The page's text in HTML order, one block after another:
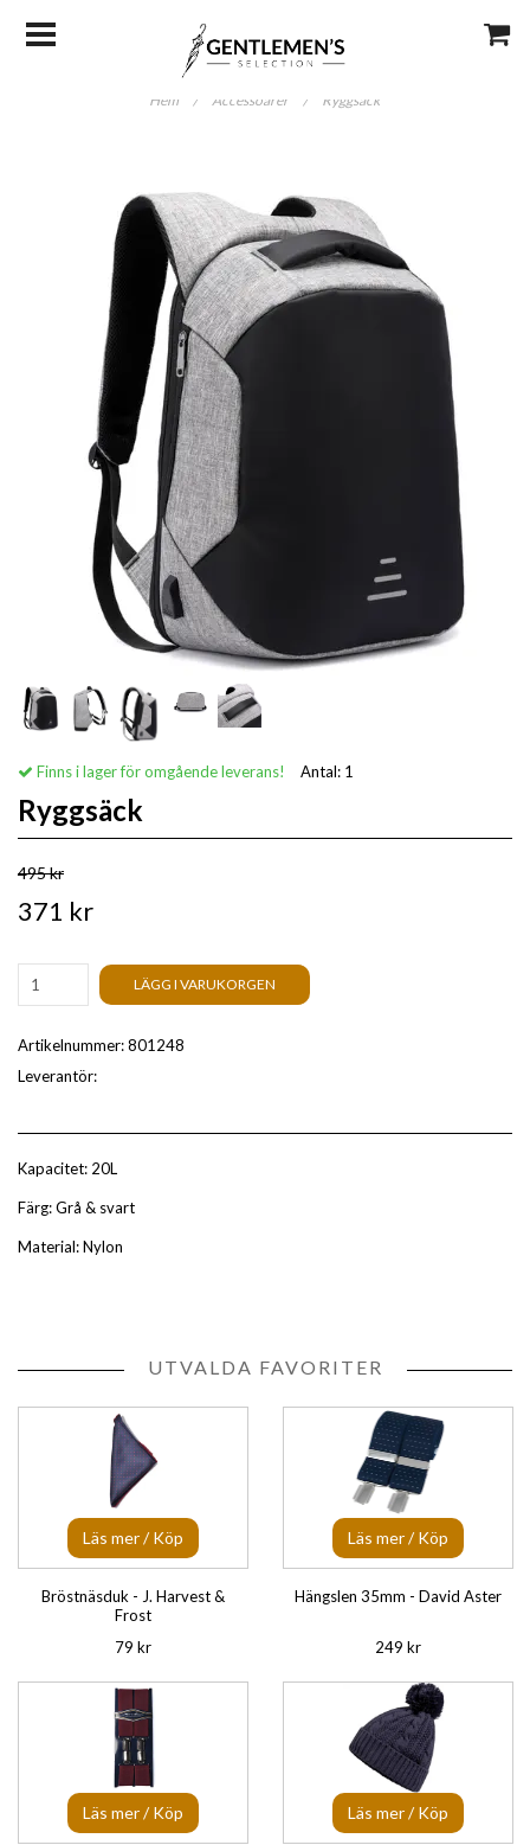
Hem / Accessoarer / Ryggsäck
Finns i lager för omgående leverans! Antal: 1
Ryggsäck
495 kr
371 kr
LÄGG I VARUKORGEN
Artikelnummer:801248
Leverantör:
Kapacitet: 20L
Färg: Grå & svart
Material: Nylon
UTVALDA FAVORITER
Läs mer / Köp
Bröstnäsduk - J. Harvest &
Frost
79 kr
Läs mer / Köp
Hängslen 35mm - David Aster
249 kr
Läs mer / Köp Läs mer / Köp